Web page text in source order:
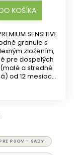
KOŠÍKA
SENSITIVE
granule s
zložením,
pre dospelých
a stredné
od 12 mesiacov
PSOV - SADY